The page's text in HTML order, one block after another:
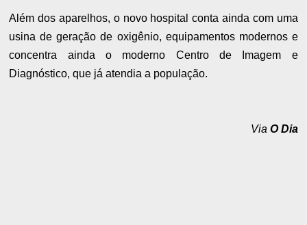
Além dos aparelhos, o novo hospital conta ainda com uma
usina de geração de oxigênio, equipamentos modernos e
concentra ainda o moderno Centro de Imagem e
Diagnóstico, que já atendia a população.
Via O Dia